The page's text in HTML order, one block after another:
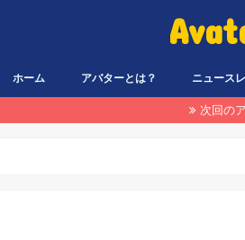
ホーム アバターとは？ ニュース
次回の